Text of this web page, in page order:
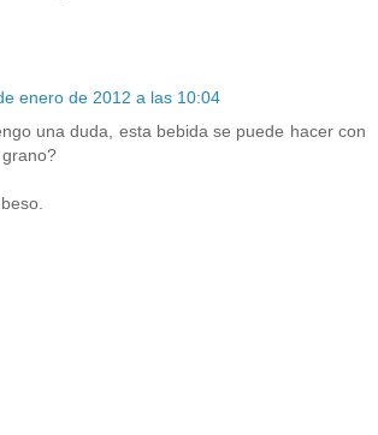
enero de 2012 a las 10:04
una duda, esta bebida se puede hacer con